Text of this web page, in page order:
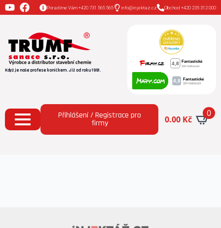
Poradíme Vám +420 731 565 565 info@injektaz.cz Obchod +420 235 312 000
Když je naše profese koníčkem. Již od roku 1991.
Přihlášení / Registrace pro
firmy 0.00 Kč
0